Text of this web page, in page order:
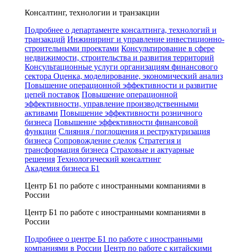
Консалтинг, технологии и транзакции
Подробнее о департаменте консалтинга, технологий и
транзакций Инжиниринг и управление инвестиционно-
строительными проектами Консультирование в сфере
недвижимости, строительства и развития территорий
Консультационные услуги организациям финансового
сектора Оценка, моделирование, экономический анализ
Повышение операционной эффективности и развитие
цепей поставок Повышение операционной
эффективности, управление производственными
активами Повышение эффективности розничного
бизнеса Повышение эффективности финансовой
функции Слияния / поглощения и реструктуризация
бизнеса Сопровождение сделок Стратегия и
трансформация бизнеса Страховые и актуарные
решения Технологический консалтинг
Академия бизнеса Б1
Центр Б1 по работе с иностранными компаниями в
России
Центр Б1 по работе с иностранными компаниями в
России
Подробнее о центре Б1 по работе с иностранными
компаниями в России Центр по работе с китайскими